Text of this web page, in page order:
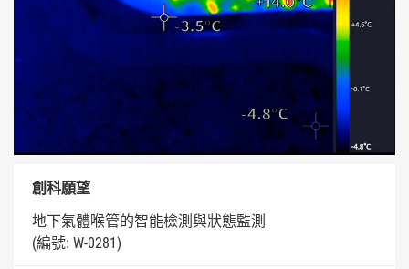
創科願望
地下氣體喉管的智能檢測與狀態監測
(編號: W-0281)